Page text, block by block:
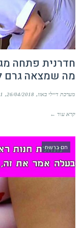
חדרנית פתחה
מה שמצאה גרם
מערכת דיילי באזז 26/04/2018
קרא עוד ←
חם ברשת